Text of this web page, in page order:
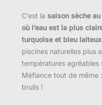
C’est la saison sèche au
où l’eau est la plus
turquoise et bleu laiteux
piscines naturelles plus
températures agréables
Méfiance tout de même
brulis !